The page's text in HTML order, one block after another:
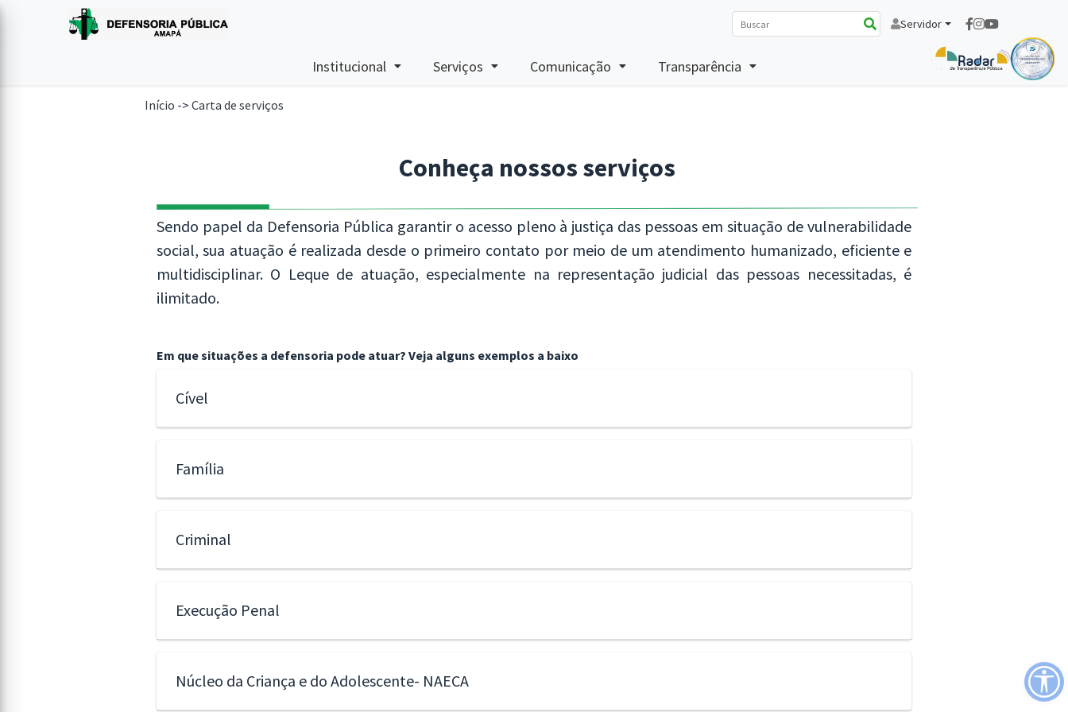
Servidor
Institucional Serviços Comunicação Transparência
Início -> Carta de serviços
Conheça nossos serviços
Sendo papel da Defensoria Pública garantir o acesso pleno à justiça das pessoas em situação de vulnerabilidade
social, sua atuação é realizada desde o primeiro contato por meio de um atendimento humanizado, eficiente e
multidisciplinar. O Leque de atuação, especialmente na representação judicial das pessoas necessitadas, é
ilimitado.
Em que situações a defensoria pode atuar? Veja alguns exemplos a baixo
Cível
Família
Criminal
Execução Penal
Núcleo da Criança e do Adolescente- NAECA